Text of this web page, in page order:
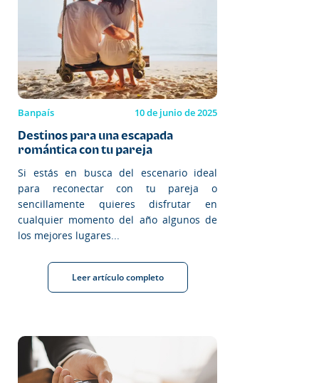
Banpaís 10 de junio de 2025
Destinos para una escapada
romántica con tu pareja
Si estás en busca del escenario ideal
para reconectar con tu pareja o
sencillamente quieres disfrutar en
cualquier momento del año algunos de
los mejores lugares...
Leer artículo completo